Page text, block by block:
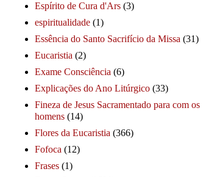
Espírito de Cura d'Ars (3)
espiritualidade (1)
Essência do Santo Sacrifício da Missa (31)
Eucaristia (2)
Exame Consciência (6)
Explicações do Ano Litúrgico (33)
Fineza de Jesus Sacramentado para com os
homens (14)
Flores da Eucaristia (366)
Fofoca (12)
Frases (1)